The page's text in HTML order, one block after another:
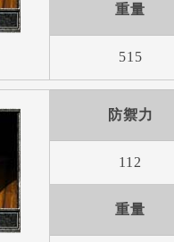
重量
515
防禦力
112
重量